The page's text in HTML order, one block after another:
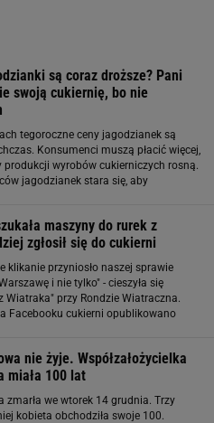
są coraz droższe? Pani
swoją cukiernię, bo nie
tegoroczne ceny jagodzianek są
Konsumenci muszą płacić więcej,
produkcji wyrobów cukierniczych rosną.
jagodzianek stara się, aby
maszyny do rurek z
zgłosił się do cukierni
klikanie przyniosło naszej sprawie
i nie tylko" - cieszyła się
Wiatraka" przy Rondzie Wiatraczna.
Facebooku cukierni opublikowano
nie żyje. Współzałożycielka
miała 100 lat
zmarła we wtorek 14 grudnia. Trzy
kobieta obchodziła swoje 100.